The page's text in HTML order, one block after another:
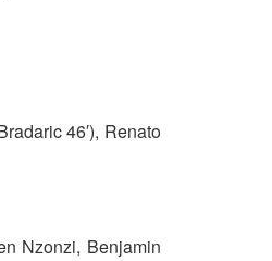
46′), Renato
Nzonzi, Benjamin